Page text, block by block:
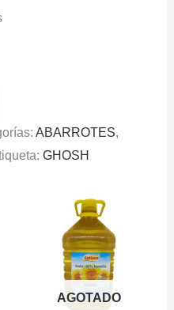
ABARROTES,
GHOSH
AGOTADO